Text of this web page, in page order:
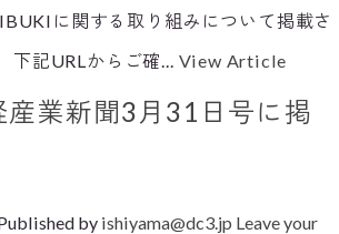
に関する取り組みについて掲載さ
下記URLからご確... View Article
産業新聞3月31日号に掲
by ishiyama@dc3.jp Leave your